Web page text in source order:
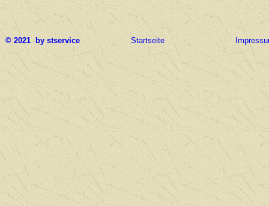
© 2021 by stservice Startseite